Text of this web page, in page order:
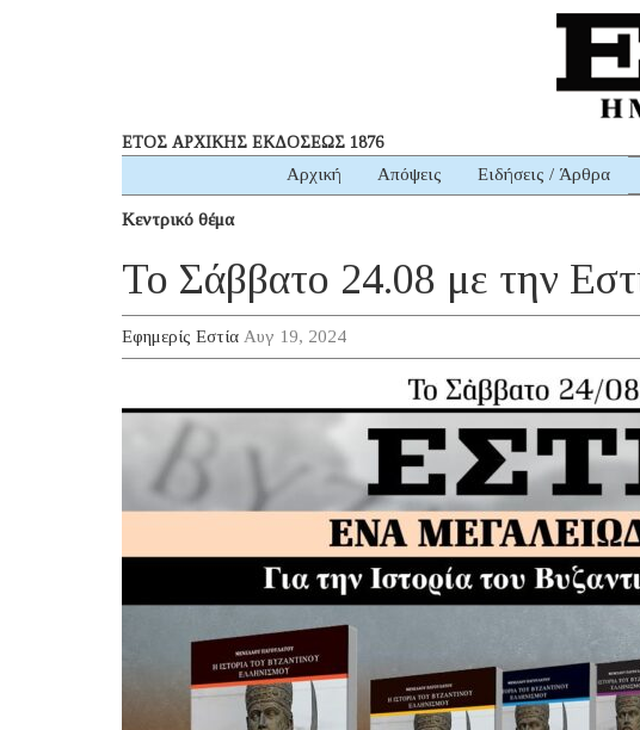
ΕΤΟΣ ΑΡΧΙΚΗΣ ΕΚΔΟΣΕΩΣ 1876
Αρχική Απόψεις Ειδήσεις / Άρθρα
Κεντρικό θέμα
Το Σάββατο 24.08 με την
Εφημερίς Εστία Αυγ 19, 2024